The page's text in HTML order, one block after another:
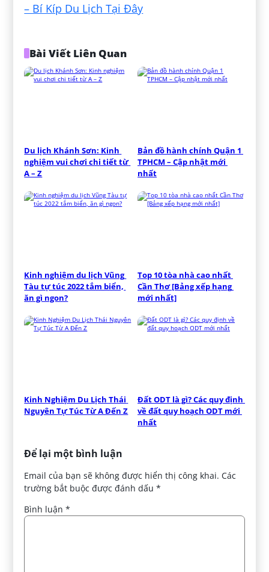
– Bí Kíp Du Lịch Tại Đây
Bài Viết Liên Quan
Du lịch Khánh Sơn: Kinh
nghiệm vui chơi chi tiết từ
A – Z
Bản đồ hành chính Quận 1
TPHCM – Cập nhật mới
nhất
Kinh nghiệm du lịch Vũng
Tàu tự túc 2022 tắm biển,
ăn gì ngon?
Top 10 tòa nhà cao nhất
Cần Thơ [Bảng xếp hạng
mới nhất]
Kinh Nghiệm Du Lịch Thái
Nguyên Tự Túc Từ A Đến Z
Đất ODT là gì? Các quy định
về đất quy hoạch ODT mới
nhất
Để lại một bình luận
Email của bạn sẽ không được hiển thị công khai. Các
trường bắt buộc được đánh dấu*
Bình luận*